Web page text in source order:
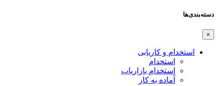
دسته‌بندی‌ها
×
استخدام و کاریابی
استخدام
استخدام بازاریاب
آماده به کار